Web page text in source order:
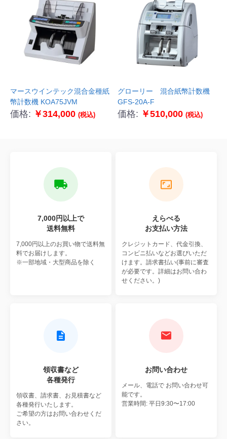
マースウインテック混合金種紙
幣計数機 KOA75JVM
価格: ￥314,000 (税込)
グローリー 混合紙幣計数機
GFS-20A-F
価格: ￥510,000 (税込)
7,000円以上で
送料無料
7,000円以上のお買い物で送料無
料でお届けします。
※一部地域・大型商品を除く
えらべる
お支払い方法
クレジットカード、代金引換、
コンビニ払いなどお選びいただ
けます。請求書払い(事前に審査
が必要です。詳細はお問い合わ
せください。)
領収書など
各種発行
領収書、請求書、お見積書など
各種発行いたします。
ご希望の方はお問い合わせくだ
さい。
お問い合わせ
メール、電話で お問い合わせ可
能です。
営業時間: 平日9:30〜17:00